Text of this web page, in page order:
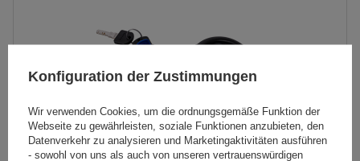
Konfiguration der Zustimmungen
Wir verwenden Cookies, um die ordnungsgemäße Funktion der
Webseite zu gewährleisten, soziale Funktionen anzubieten, den
Datenverkehr zu analysieren und Marketingaktivitäten ausführen
- sowohl von uns als auch von unseren vertrauenswürdigen